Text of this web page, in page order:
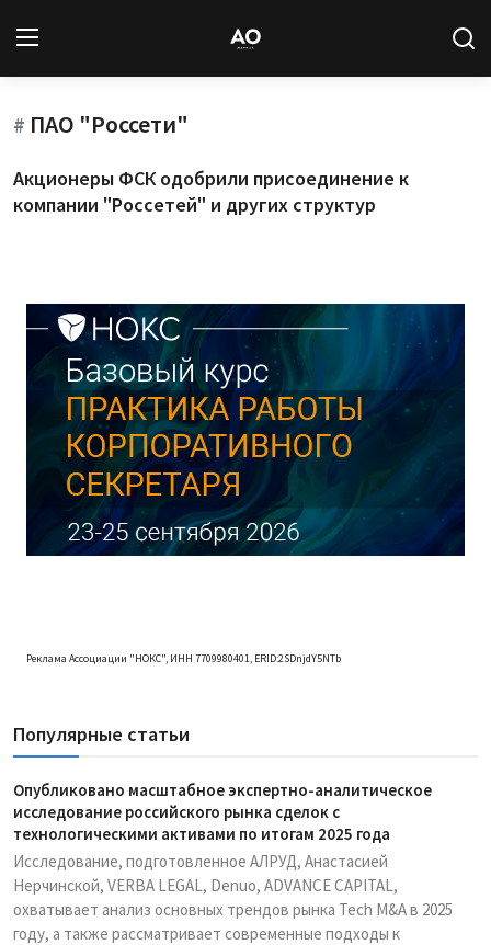
Вход
Новости
База знаний
Подписка
# ПАО "Россети"
Акционеры ФСК одобрили присоединение к
компании "Россетей" и других структур
Реклама Ассоциации "НОКС", ИНН 7709980401, ERID:2SDnjdY5NTb
Популярные статьи
Опубликовано масштабное экспертно-аналитическое
исследование российского рынка сделок с
технологическими активами по итогам 2025 года
Исследование, подготовленное АЛРУД, Анастасией
Нерчинской, VERBA LEGAL, Denuo, ADVANCE CAPITAL,
охватывает анализ основных трендов рынка Tech M&A в 2025
году, а также рассматривает современные подходы к